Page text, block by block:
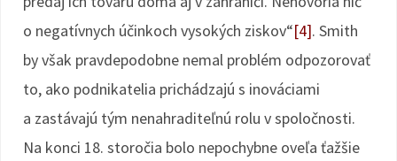
o negatívnych účinkoch vysokých ziskov“[4]. Smith
by však pravdepodobne nemal problém odpozorovať
to, ako podnikatelia prichádzajú s inováciami
a zastávajú tým nenahraditeľnú rolu v spoločnosti.
Na konci 18. storočia bolo nepochybne oveľa ťažšie